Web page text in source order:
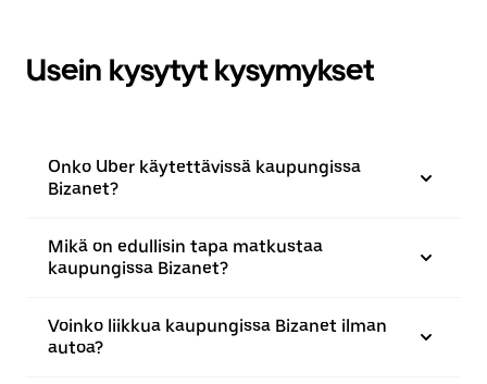
Usein kysytyt kysymykset
Onko Uber käytettävissä kaupungissa
Bizanet?
Mikä on edullisin tapa matkustaa
kaupungissa Bizanet?
Voinko liikkua kaupungissa Bizanet ilman
autoa?